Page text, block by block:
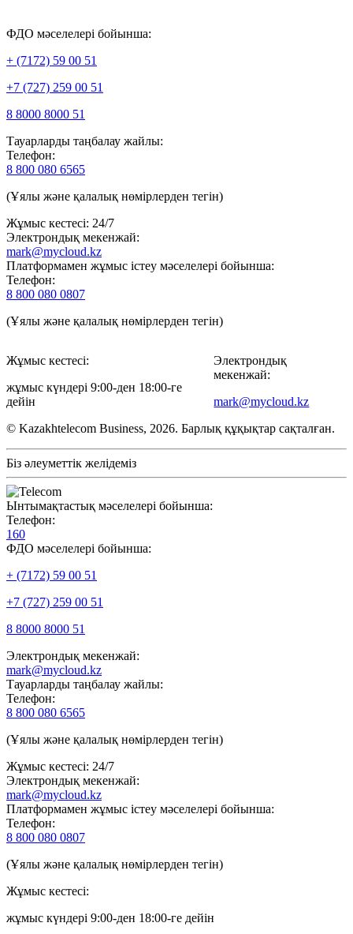
ФДО мәселелері бойынша:
+ (7172) 59 00 51
+7 (727) 259 00 51
8 8000 8000 51
Тауарларды таңбалау жайлы:
Телефон:
8 800 080 6565
(Ұялы және қалалық нөмірлерден тегін)
Жұмыс кестесі: 24/7
Электрондық мекенжай:
mark@mycloud.kz
Платформамен жұмыс істеу мәселелері бойынша:
Телефон:
8 800 080 0807
(Ұялы және қалалық нөмірлерден тегін)
Жұмыс кестесі:
жұмыс күндері 9:00-ден 18:00-ге
дейін
Электрондық
мекенжай:
mark@mycloud.kz
© Kazakhtelecom Business, 2026. Барлық құқықтар сақталған.
Біз әлеуметтік желідеміз
Ынтымақтастық мәселелері бойынша:
Телефон:
160
ФДО мәселелері бойынша:
+ (7172) 59 00 51
+7 (727) 259 00 51
8 8000 8000 51
Электрондық мекенжай:
mark@mycloud.kz
Тауарларды таңбалау жайлы:
Телефон:
8 800 080 6565
(Ұялы және қалалық нөмірлерден тегін)
Жұмыс кестесі: 24/7
Электрондық мекенжай:
mark@mycloud.kz
Платформамен жұмыс істеу мәселелері бойынша:
Телефон:
8 800 080 0807
(Ұялы және қалалық нөмірлерден тегін)
Жұмыс кестесі:
жұмыс күндері 9:00-ден 18:00-ге дейін